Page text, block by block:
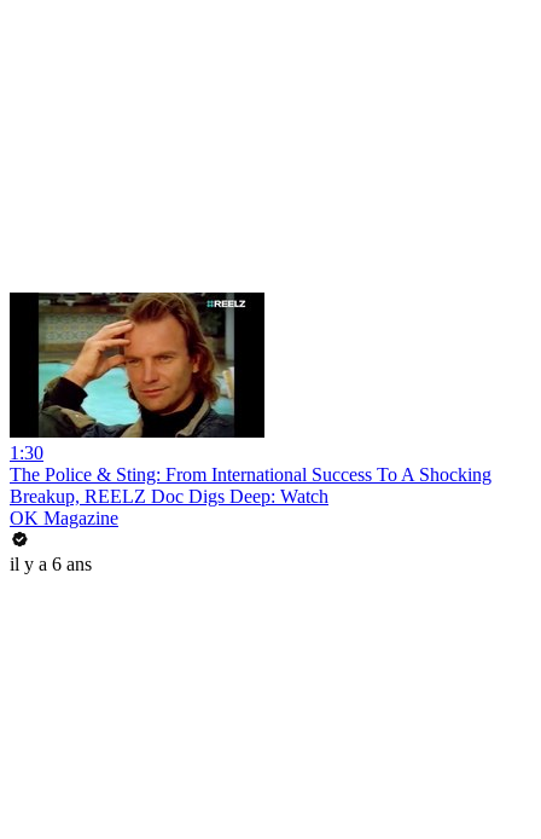
1:30
The Police & Sting: From International Success To A Shocking
Breakup, REELZ Doc Digs Deep: Watch
OK Magazine
il y a 6 ans